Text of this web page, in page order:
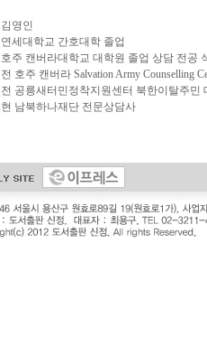
김영인
연세대학교 간호대학 졸업
호주 캔버라대학교 대학원 졸업 상담 전공
전 호주 캔버라 Salvation Army Counselling
전 공릉새터민정착지원센터 북한이탈주민
현 남북하나재단 전문상담사